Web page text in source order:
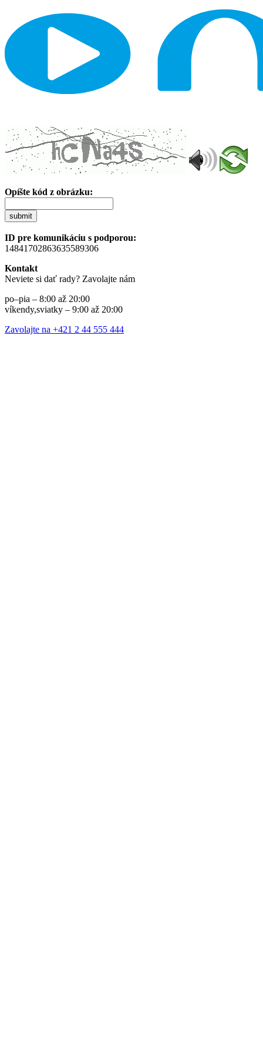
Opíšte kód z obrázku:
submit
ID pre komunikáciu s podporou:
14841702863635589306
Kontakt
Neviete si dať rady? Zavolajte nám
po–pia – 8:00 až 20:00
víkendy,sviatky – 9:00 až 20:00
Zavolajte na +421 2 44 555 444